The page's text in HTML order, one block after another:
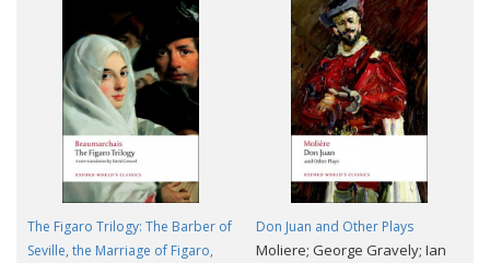
The Figaro Trilogy: The Barber of
Seville, the Marriage of Figaro,
Don Juan and Other Plays
Moliere; George Gravely; Ian